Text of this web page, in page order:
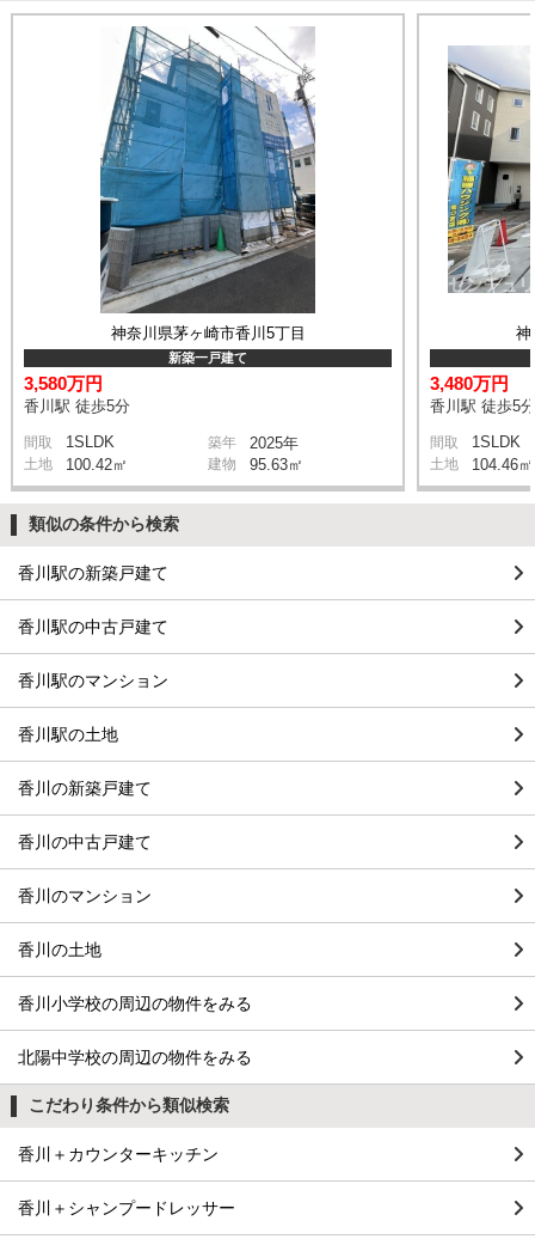
神奈川県茅ヶ崎市香川5丁目
新築一戸建て
3,580万円
香川駅 徒歩5分
間取 1SLDK 築年 2025年
土地 100.42㎡ 建物 95.63㎡
神
3,480万円
香川駅 徒歩5分
間取 1SLDK
土地 104.46㎡
類似の条件から検索
香川駅の新築戸建て
香川駅の中古戸建て
香川駅のマンション
香川駅の土地
香川の新築戸建て
香川の中古戸建て
香川のマンション
香川の土地
香川小学校の周辺の物件をみる
北陽中学校の周辺の物件をみる
こだわり条件から類似検索
香川＋カウンターキッチン
香川＋シャンプードレッサー